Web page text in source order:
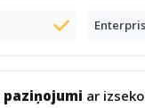
paziņojumi ar